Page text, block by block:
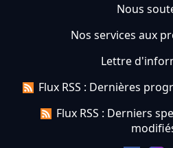
Nous
Nos services aux
Lettre
Flux RSS : Dernières
Flux RSS : Derniers